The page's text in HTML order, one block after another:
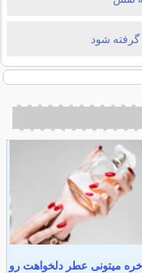
شود
میتونی عطر دلخواهت رو